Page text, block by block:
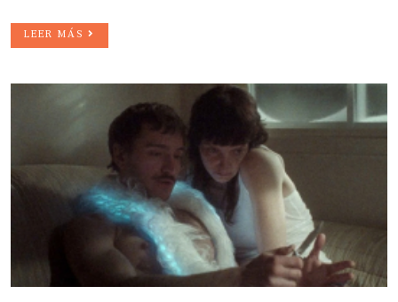
LEER MÁS